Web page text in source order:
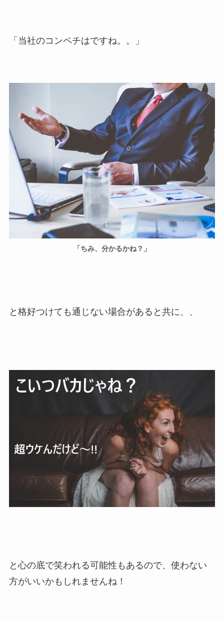
「当社のコンペチはですね。。」
「ちみ、分かるかね？」
と格好つけても通じない場合があると共に、、
と心の底で笑われる可能性もあるので、使わない
方がいいかもしれませんね！